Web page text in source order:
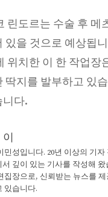
린도르는 수술 후 메
있을 것으로 예상됩
위치한 이 한 작업장
딱지를 발부하고 있
니다.
민성입니다. 20년 이상의 기
서 깊이 있는 기사를 작성해 왔
집장으로, 신뢰받는 뉴스를
있습니다.